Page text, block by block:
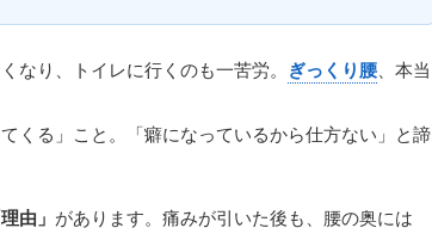
なり、トイレに行くのも一苦労。 ぎっくり腰、本当
くる」こと。「癖になっているから仕方ない」と諦
理由」 があります。痛みが引いた後も、腰の奥には